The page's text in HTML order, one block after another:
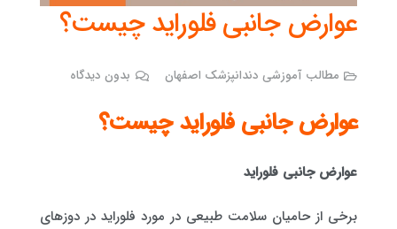
عوارض جانبی فلوراید چیست؟
مطالب آموزشی دندانپزشک اصفهان بدون دیدگاه
عوارض جانبی فلوراید چیست؟
عوارض جانبی فلوراید
برخی از حامیان سلامت طبیعی در مورد فلوراید در دوزهای